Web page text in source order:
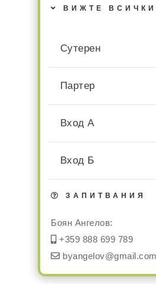
ВИЖТЕ ВСИЧКИ
Сутерен
Партер
Вход А
Вход Б
ЗАПИТВАНИЯ
Боян Ангелов:
+359 888 699 789
byangelov@gmail.com